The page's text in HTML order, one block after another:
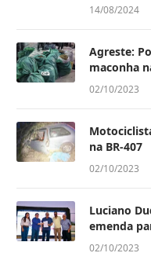
14/08/2024
Agreste:
maconha
02/10/2023
na BR-407
02/10/2023
Luciano
emenda
02/10/2023